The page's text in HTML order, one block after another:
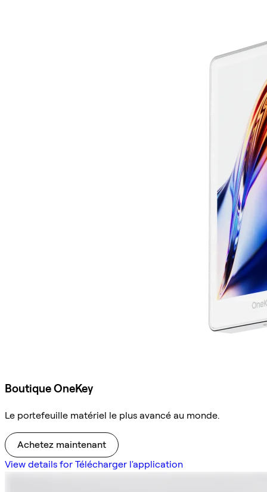
Boutique OneKey
Le portefeuille matériel le plus avancé au monde.
Achetez maintenant
View details for Télécharger l'application